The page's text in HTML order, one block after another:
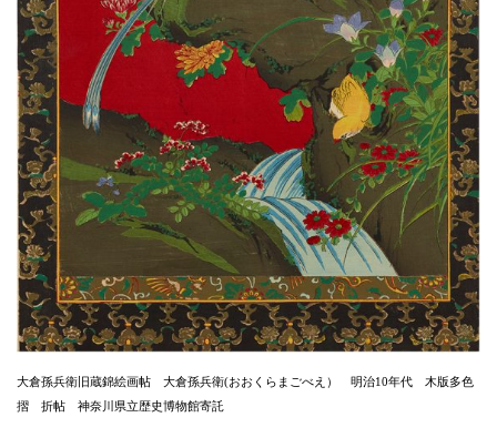
大倉孫兵衛旧蔵錦絵画帖 大倉孫兵衛(おおくらまごべえ） 明治10年代 木版多色
摺 折帖 神奈川県立歴史博物館寄託